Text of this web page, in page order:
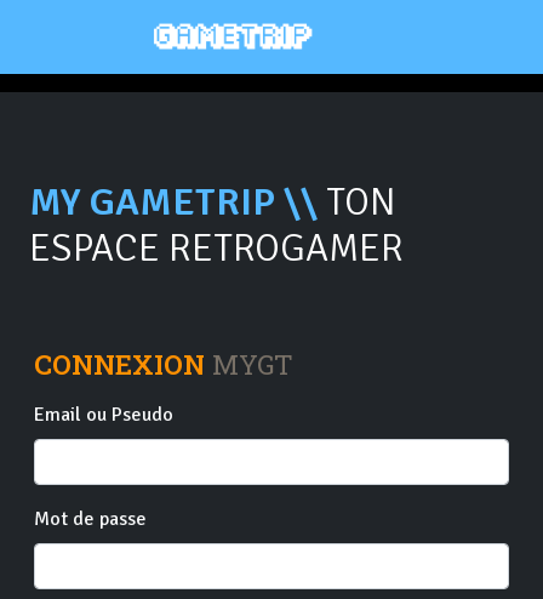
MY GAMETRIP \\ TON
ESPACE RETROGAMER
CONNEXION MYGT
Email ou Pseudo
Mot de passe